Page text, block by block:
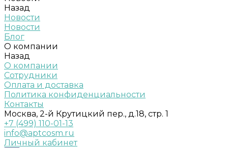
Назад
Новости
Новости
Блог
О компании
Назад
О компании
Сотрудники
Оплата и доставка
Политика конфиденциальности
Контакты
Москва, 2-й Крутицкий пер., д.18, стр. 1
+7 (499) 110-01-13
info@aptcosm.ru
Личный кабинет